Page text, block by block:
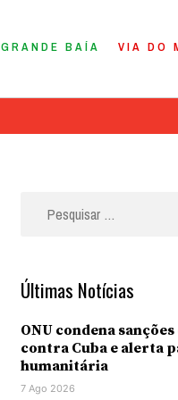
GRANDE BAÍA VIA DO
Últimas Notícias
ONU condena sanções
contra Cuba e alerta
humanitária
7 Ago 2026